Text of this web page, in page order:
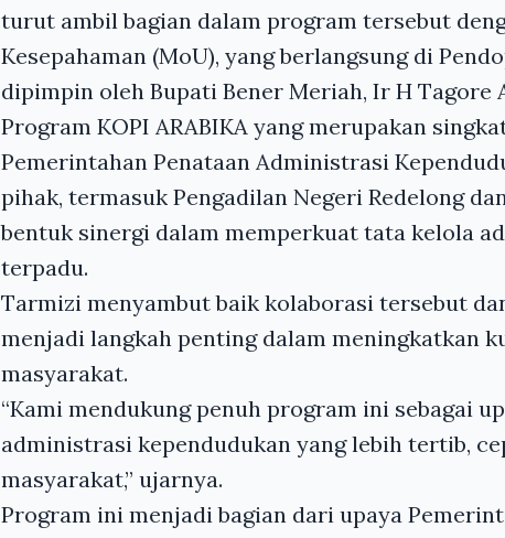
turut ambil bagian dalam program tersebut
Kesepahaman (MoU), yang berlangsung di
dipimpin oleh Bupati Bener Meriah, Ir H Tagore
Program KOPI ARABIKA yang merupakan
Pemerintahan Penataan Administrasi
pihak, termasuk Pengadilan Negeri Redelong
bentuk sinergi dalam memperkuat tata kelola
terpadu.
Tarmizi menyambut baik kolaborasi tersebut
menjadi langkah penting dalam meningkatkan
masyarakat.
“Kami mendukung penuh program ini sebagai
administrasi kependudukan yang lebih tertib,
masyarakat,” ujarnya.
Program ini menjadi bagian dari upaya